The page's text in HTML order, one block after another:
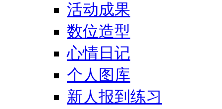
活动成果
数位造型
心情日记
个人图库
新人报到练习